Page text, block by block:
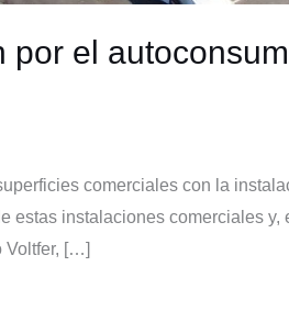
por el
comerciales con la
estas instalaciones comerciales y,
Voltfer, […]